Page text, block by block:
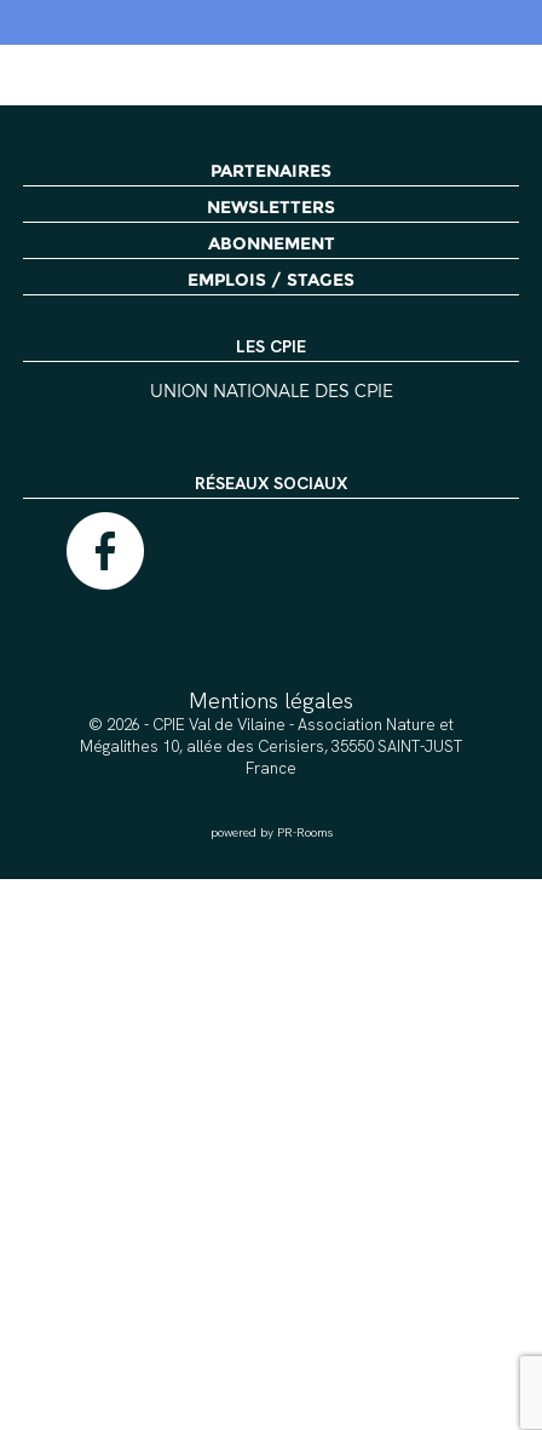
PARTENAIRES
NEWSLETTERS
ABONNEMENT
EMPLOIS / STAGES
LES CPIE
UNION NATIONALE DES CPIE
RÉSEAUX SOCIAUX
Mentions légales
© 2026 - CPIE Val de Vilaine - Association Nature et
Mégalithes 10, allée des Cerisiers, 35550 SAINT-JUST
France
powered by PR-Rooms